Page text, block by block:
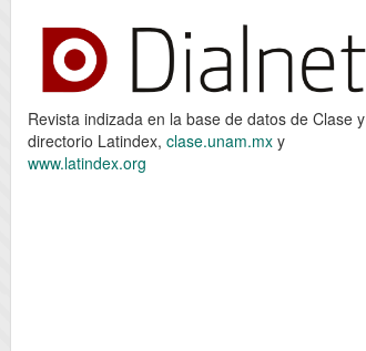
index
Revista indizada en la base de datos de Clase y
directorio Latindex, clase.unam.mx y
www.latindex.org